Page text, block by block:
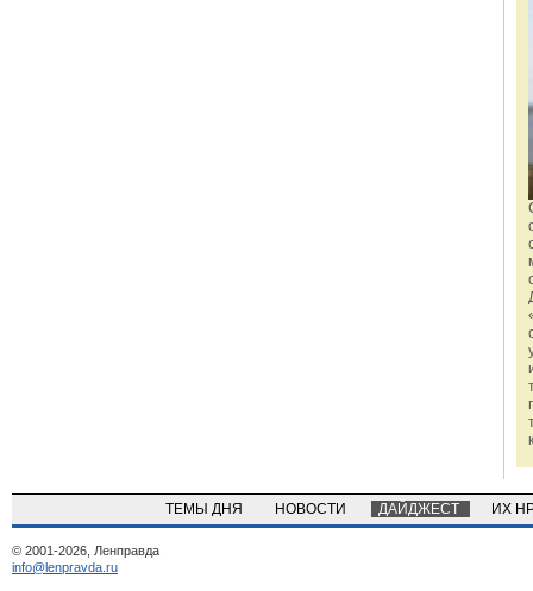
ТЕМЫ ДНЯ НОВОСТИ ДАЙДЖЕСТ ИХ
© 2001-2026, Ленправда
info@lenpravda.ru